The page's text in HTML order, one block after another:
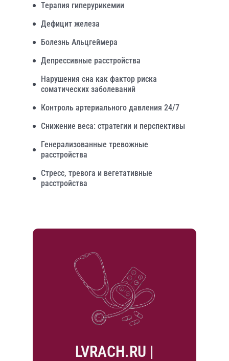
Терапия гиперурикемии
Дефицит железа
Болезнь Альцгеймера
Депрессивные расстройства
Нарушения сна как фактор риска
соматических заболеваний
Контроль артериального давления 24/7
Снижение веса: стратегии и перспективы
Генерализованные тревожные
расстройства
Стресс, тревога и вегетативные
расстройства
LVRACH.RU |